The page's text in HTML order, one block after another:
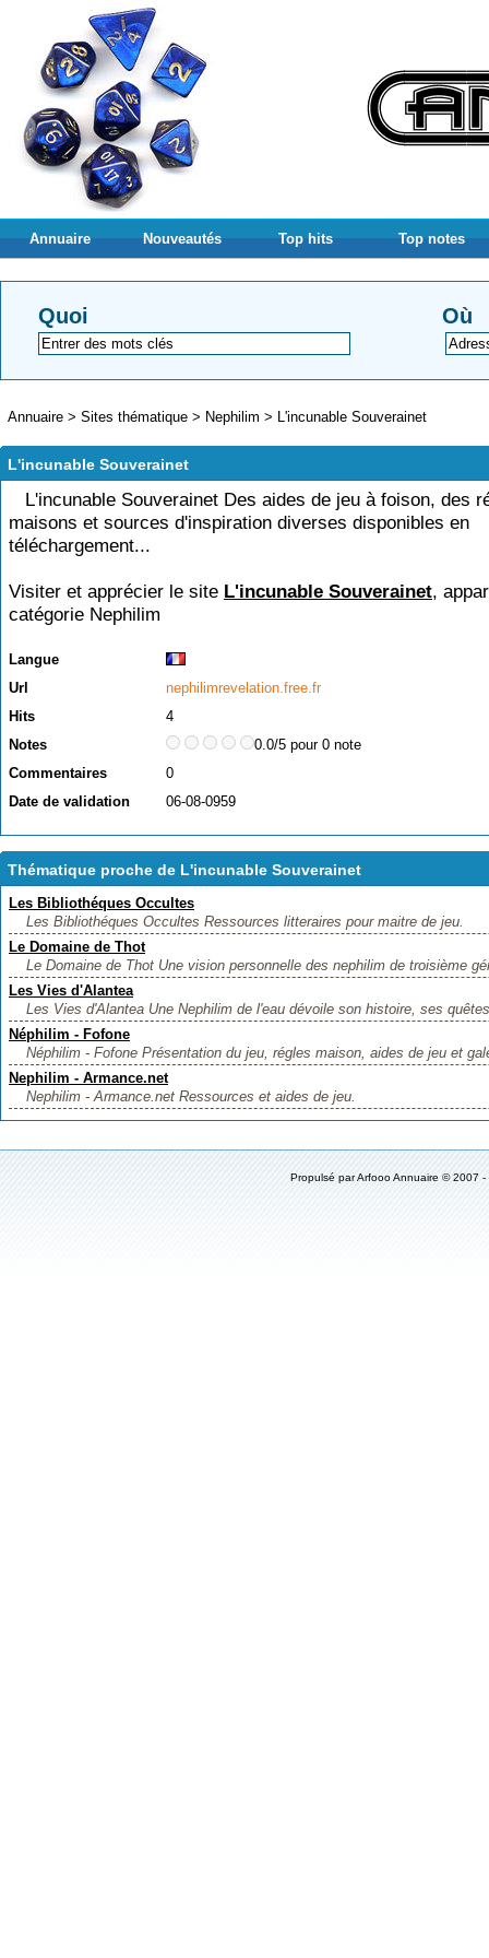
Annuaire Nouveautés Top hits Top notes
Quoi Où
Annuaire > Sites thématique > Nephilim > L'incunable Souverainet
L'incunable Souverainet
L'incunable Souverainet Des aides de jeu à foison, des
maisons et sources d'inspiration diverses disponibles en
téléchargement...
Visiter et apprécier le site L'incunable Souverainet,
catégorie Nephilim
Langue
Url
nephilimrevelation.free.fr
Hits
4
Notes
0.0/5 pour 0 note
Commentaires
0
Date de validation
06-08-0959
Thématique proche de L'incunable Souverainet
Les Bibliothéques Occultes
Les Bibliothéques Occultes Ressources litteraires pour maitre de jeu.
Le Domaine de Thot
Le Domaine de Thot Une vision personnelle des nephilim de troisième
Les Vies d'Alantea
Les Vies d'Alantea Une Nephilim de l'eau dévoile son histoire, ses
Néphilim - Fofone
Néphilim - Fofone Présentation du jeu, régles maison, aides de jeu et
Nephilim - Armance.net
Nephilim - Armance.net Ressources et aides de jeu.
Propulsé parArfooo Annuaire © 2007